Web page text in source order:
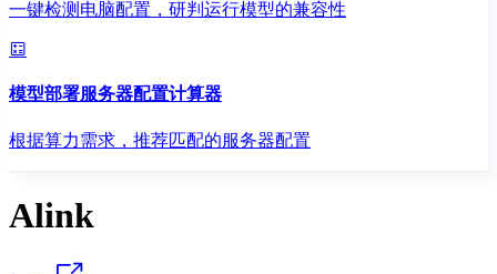
一键检测电脑配置，研判运行模型的兼容性
模型部署服务器配置计算器
根据算力需求，推荐匹配的服务器配置
Alink